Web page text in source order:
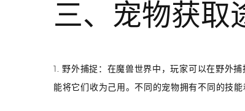
三、宠物获取
1. 野外捕捉：在魔兽世界中，玩家可以在野外
能将它们收为己用。不同的宠物拥有不同的技